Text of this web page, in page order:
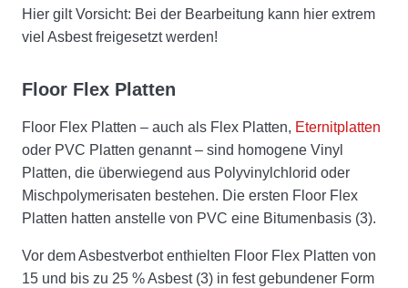
Hier gilt Vorsicht: Bei der Bearbeitung kann hier extrem
viel Asbest freigesetzt werden!
Floor Flex Platten
Floor Flex Platten – auch als Flex Platten, Eternitplatten
oder PVC Platten genannt – sind homogene Vinyl
Platten, die überwiegend aus Polyvinylchlorid oder
Mischpolymerisaten bestehen. Die ersten Floor Flex
Platten hatten anstelle von PVC eine Bitumenbasis (3).
Vor dem Asbestverbot enthielten Floor Flex Platten von
15 und bis zu 25 % Asbest (3) in fest gebundener Form